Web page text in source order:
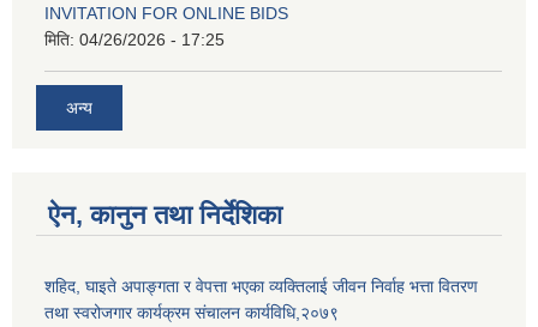
INVITATION FOR ONLINE BIDS
मिति: 04/26/2026 - 17:25
अन्य
ऐन, कानुन तथा निर्देशिका
शहिद, घाइते अपाङ्गता र वेपत्ता भएका व्यक्तिलाई जीवन निर्वाह भत्ता वितरण
तथा स्वरोजगार कार्यक्रम संचालन कार्यविधि,२०७९